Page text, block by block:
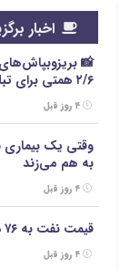
اخبار
📸
۲/۶ همتی برای تبلیغات در سال گذشته
وقتی یک بیماری
به هم می‌زند
قیمت نفت به ۷۶ دلار رسید